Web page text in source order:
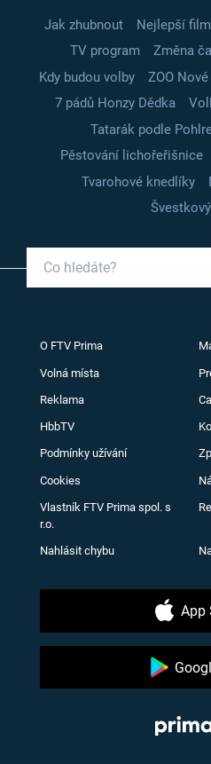
Jak zhubnout Nejlepší
TV program
Změna
Kdy budou volby
ZOO
7 pádů Honzy Dědka
Tatarák podle
Pěstování lichořeřišnice
Tvarohové knedlíky
O FTV Prima
Volná místa
Reklama
HbbTV
Podmínky užívání
Cookies
Vlastník FTV Prima spol. s
r.o.
Nahlásit chybu
App